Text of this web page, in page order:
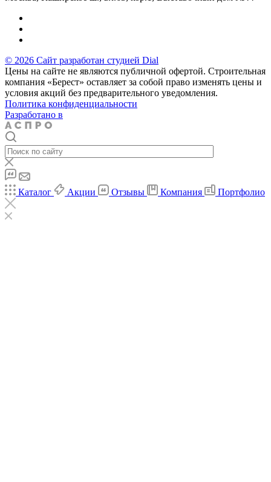
© 2026 Сайт разработан студией Dial
Цены на сайте не являются публичной офертой. Строительная
компания «Берест» оставляет за собой право изменять цены и
условия акций без предварительного уведомления.
Политика конфиденциальности
Разработано в
Каталог Акции Отзывы Компания Портфолио